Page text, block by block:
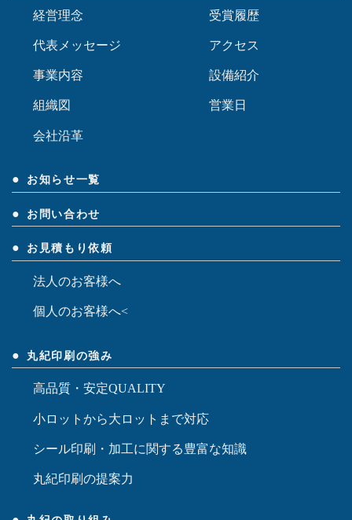
経営理念
代表メッセージ
事業内容
組織図
会社沿革
受賞履歴
アクセス
設備紹介
営業日
お知らせ一覧
お問い合わせ
お見積もり依頼
法人のお客様へ
個人のお客様へ<
丸紀印刷の強み
高品質・安定QUALITY
小ロットから大ロットまで対応
シール印刷・加工に関する豊富な知識
丸紀印刷の提案力